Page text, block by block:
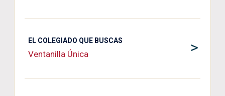
>
EL COLEGIADO QUE BUSCAS
Ventanilla Única